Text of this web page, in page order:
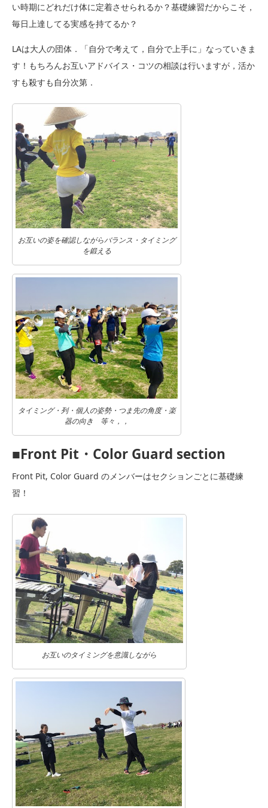
い時期にどれだけ体に定着させられるか？基礎練習だからこそ，
毎日上達してる実感を持てるか？
LAは大人の団体．「自分で考えて，自分で上手に」なっていきま
す！もちろんお互いアドバイス・コツの相談は行いますが，活か
すも殺すも自分次第．
お互いの姿を確認しながらバランス・タイミング
を鍛える
タイミング・列・個人の姿勢・つま先の角度・楽
器の向き 等々，，
■Front Pit・Color Guard section
Front Pit, Color Guard のメンバーはセクションごとに基礎練
習！
お互いのタイミングを意識しながら